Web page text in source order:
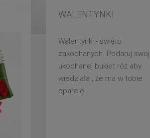
WALENTYNKI
Walentynki - święto
zakochanych. Podaruj
ukochanej bukiet róż aby
wiedziała , że ma w tobie
oparcie .